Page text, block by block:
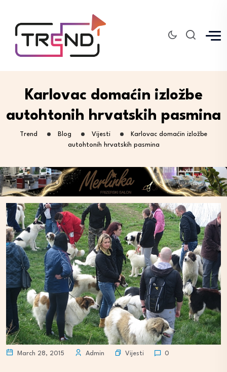
Karlovac domaćin izložbe
autohtonih hrvatskih pasmina
Trend Blog Vijesti
Karlovac domaćin izložbe
autohtonih hrvatskih pasmina
March 28, 2015 Admin Vijesti 0